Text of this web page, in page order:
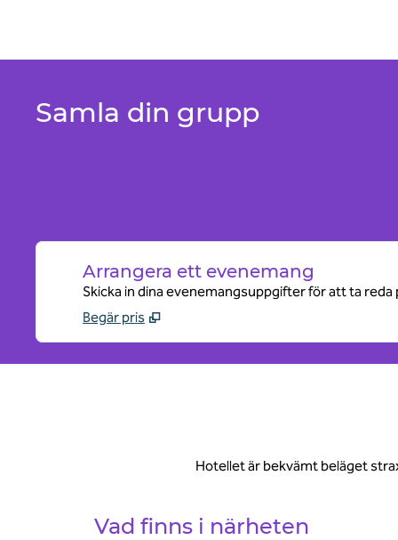
Samla din grupp
Arrangera ett evenemang
Skicka in dina evenemangsuppgifter för att ta reda
Begär pris
Hotellet är bekvämt beläget
Vad finns i närheten